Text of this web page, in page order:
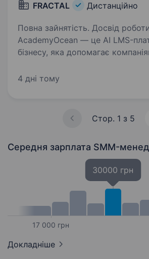
FRACTAL Дистанційно
Повна зайнятість. Досвід
AcademyOcean — це AI LMS-
бізнесу, яка допомагає
та будувати корпоративну
4 дні тому
Стор. 1 з 5
Середня зарплата SMM-
17 000 грн
30000 грн
Докладніше